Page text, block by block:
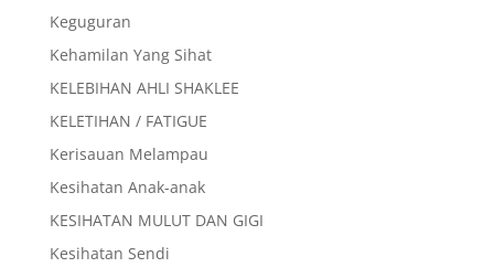
Keguguran
Kehamilan Yang Sihat
KELEBIHAN AHLI SHAKLEE
KELETIHAN / FATIGUE
Kerisauan Melampau
Kesihatan Anak-anak
KESIHATAN MULUT DAN GIGI
Kesihatan Sendi